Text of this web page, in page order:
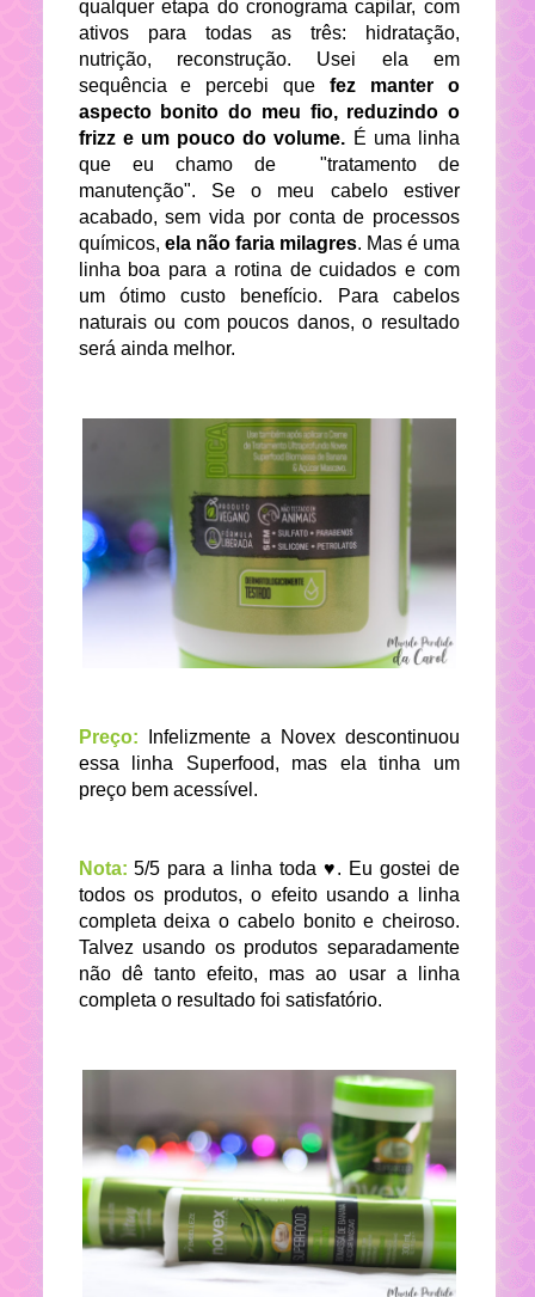
qualquer etapa do cronograma capilar, com
ativos para todas as três: hidratação,
nutrição, reconstrução. Usei ela em
sequência e percebi que fez manter o
aspecto bonito do meu fio, reduzindo o
frizz e um pouco do volume. É uma linha
que eu chamo de "tratamento de
manutenção". Se o meu cabelo estiver
acabado, sem vida por conta de processos
químicos, ela não faria milagres. Mas é uma
linha boa para a rotina de cuidados e com
um ótimo custo benefício. Para cabelos
naturais ou com poucos danos, o resultado
será ainda melhor.
Preço: Infelizmente a Novex descontinuou
essa linha Superfood, mas ela tinha um
preço bem acessível.
Nota: 5/5 para a linha toda ♥. Eu gostei de
todos os produtos, o efeito usando a linha
completa deixa o cabelo bonito e cheiroso.
Talvez usando os produtos separadamente
não dê tanto efeito, mas ao usar a linha
completa o resultado foi satisfatório.